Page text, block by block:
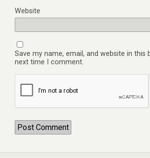
Website
Save my name, email, and website in this
next time I comment.